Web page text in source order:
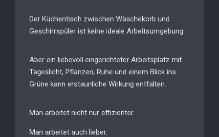
Der Küchentisch zwischen Wäschekorb und
Geschirrspüler ist keine ideale Arbeitsumgebung.
Aber ein liebevoll eingerichteter Arbeitsplatz mit
Tageslicht, Pflanzen, Ruhe und einem Blick ins
Grüne kann erstaunliche Wirkung entfalten.
Man arbeitet nicht nur effizienter.
Man arbeitet auch lieber.